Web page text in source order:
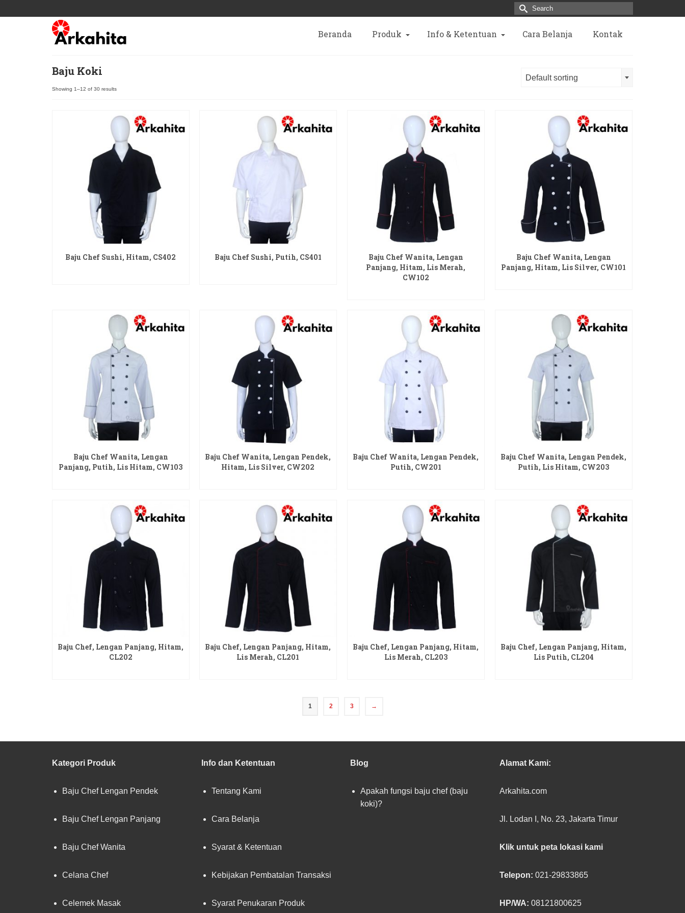
Search
Beranda Produk Info & Ketentuan Cara Belanja Kontak
Baju Koki
Showing 1–12 of 30 results
Default sorting
Baju Chef Sushi, Hitam, CS402 Baju Chef Sushi, Putih, CS401
Baju Chef Wanita, Lengan
Panjang, Hitam, Lis Merah,
CW102
Baju Chef Wanita, Lengan
Panjang, Hitam, Lis Silver, CW101
Baju Chef Wanita, Lengan
Panjang, Putih, Lis Hitam, CW103
Baju Chef Wanita, Lengan Pendek,
Hitam, Lis Silver, CW202
Baju Chef Wanita, Lengan Pendek,
Putih, CW201
Baju Chef Wanita, Lengan Pendek,
Putih, Lis Hitam, CW203
Baju Chef, Lengan Panjang, Hitam,
CL202
Baju Chef, Lengan Panjang, Hitam,
Lis Merah, CL201
Baju Chef, Lengan Panjang, Hitam,
Lis Merah, CL203
Baju Chef, Lengan Panjang, Hitam,
Lis Putih, CL204
1 2 3 →
Kategori Produk
Baju Chef Lengan Pendek
Baju Chef Lengan Panjang
Baju Chef Wanita
Celana Chef
Celemek Masak
Info dan Ketentuan
Tentang Kami
Cara Belanja
Syarat & Ketentuan
Kebijakan Pembatalan Transaksi
Syarat Penukaran Produk
Blog
Apakah fungsi baju chef (baju
koki)?
Alamat Kami:
Arkahita.com
Jl. Lodan I, No. 23, Jakarta Timur
Klik untuk peta lokasi kami
Telepon: 021-29833865
HP/WA: 08121800625